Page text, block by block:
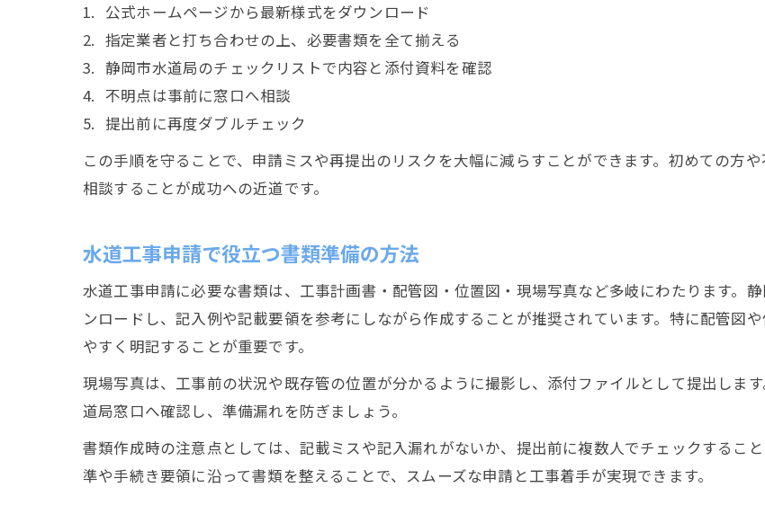
公式ホームページから最新様式をダウンロード
指定業者と打ち合わせの上、必要書類を全て揃える
静岡市水道局のチェックリストで内容と添付資料を確認
不明点は事前に窓口へ相談
提出前に再度ダブルチェック
この手順を守ることで、申請ミスや再提出のリスクを大幅に減らすことができます。初めての方
相談することが成功への近道です。
水道工事申請で役立つ書類準備の方法
水道工事申請に必要な書類は、工事計画書・配管図・位置図・現場写真など多岐にわたります。
ンロードし、記入例や記載要領を参考にしながら作成することが推奨されています。特に配管図
やすく明記することが重要です。
現場写真は、工事前の状況や既存管の位置が分かるように撮影し、添付ファイルとして提出しま
道局窓口へ確認し、準備漏れを防ぎましょう。
書類作成時の注意点としては、記載ミスや記入漏れがないか、提出前に複数人でチェックするこ
準や手続き要領に沿って書類を整えることで、スムーズな申請と工事着手が実現できます。